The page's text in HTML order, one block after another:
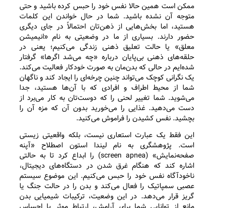
ممکن است همین حالا نفس خود را حبس کرده باشید و حتی
متوجه آن نشده باشید. شما در حال خواندن این کلمات
هستید، اما بخش‌هایی از ذهن‌تان احتمالاً در جای دیگری
حضور دارند. بسیاری از ما در وضعیتی به نام «انیمیشن
معلق» یا حالت تعلیق ذهنی زندگی می‌کنیم؛ یعنی در
حلقه‌های ذهنی بی‌پایان درباره «چه می‌شد اگرها» گرفتار
شده‌ایم در حالی که بدن‌مان به صورت خودکار فعالیت می‌کند.
یک نگرانی کوچک می‌تواند چنین چرخه‌ای را ایجاد کند و ناگهان
شما از محیط اطراف و افرادی که با آن‌ها هستید، جدا
می‌شوید. شما تغییر لحنی را که دوست‌تان به کار می‌برد از
دست می‌دهید. غذایی را می‌خورید بدون آن که مزه آن را
بچشید. نفس کشیدن را فراموش می‌کنید.
این فقط یک عبارت استعاری نیست، بلکه واقعیتی زیستی
است. پژوهشگری به نام لیندا استون اصطلاح «آپنه
صفحه‌نمایش» (screen apnea) را ابداع کرد تا به حالتی
اشاره کند که هنگام غرق شدن در دستگاه‌های دیجیتال،
ناخودآگاه نفس خود را حبس می‌کنیم. این موضوع سیستم
عصبی سمپاتیک را فعال می‌کند و بدن را در حالت جنگ یا
گریز قرار می‌دهد. در این وضعیت، ترکیبات شیمیایی بدن